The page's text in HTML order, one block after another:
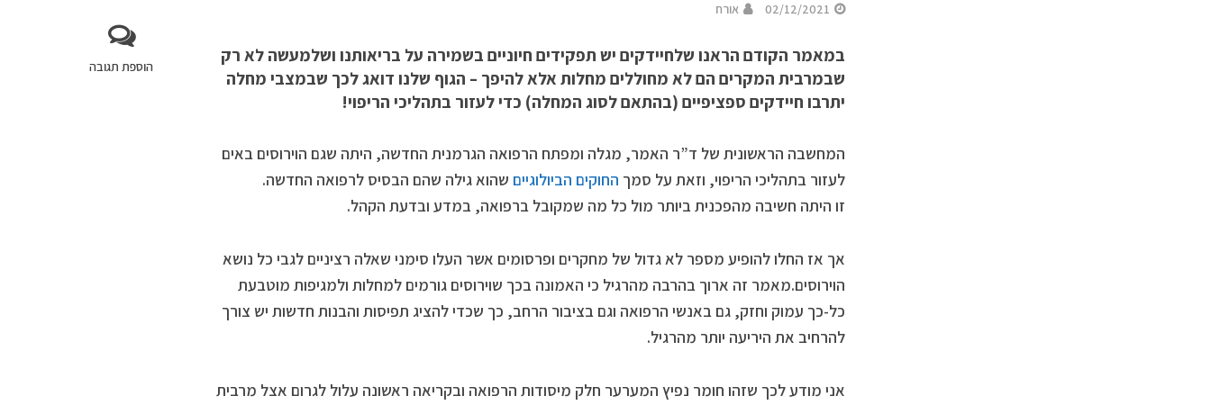
הוספת תגובה
02/12/2021 אורח
במאמר הקודם הראנו שלחיידקים יש תפקידים חיוניים בשמירה על בריאותנו ושלמעשה לא רק
שבמרבית המקרים הם לא מחוללים מחלות אלא להיפך – הגוף שלנו דואג לכך שבמצבי מחלה
יתרבו חיידקים ספציפיים (בהתאם לסוג המחלה) כדי לעזור בתהליכי הריפוי!
המחשבה הראשונית של ד”ר האמר, מגלה ומפתח הרפואה הגרמנית החדשה, היתה שגם הוירוסים באים
לעזור בתהליכי הריפוי, וזאת על סמך החוקים הביולוגיים שהוא גילה שהם הבסיס לרפואה החדשה.
זו היתה חשיבה מהפכנית ביותר מול כל מה שמקובל ברפואה, במדע ובדעת הקהל.
אך אז החלו להופיע מספר לא גדול של מחקרים ופרסומים אשר העלו סימני שאלה רציניים לגבי כל נושא
הוירוסים.מאמר זה ארוך בהרבה מהרגיל כי האמונה בכך שוירוסים גורמים למחלות ולמגיפות מוטבעת
כל-כך עמוק וחזק, גם באנשי הרפואה וגם בציבור הרחב, כך שכדי להציג תפיסות והבנות חדשות יש צורך
להרחיב את היריעה יותר מהרגיל.
אני מודע לכך שזהו חומר נפיץ המערער חלק מיסודות הרפואה ובקריאה ראשונה עלול לגרום אצל מרבית